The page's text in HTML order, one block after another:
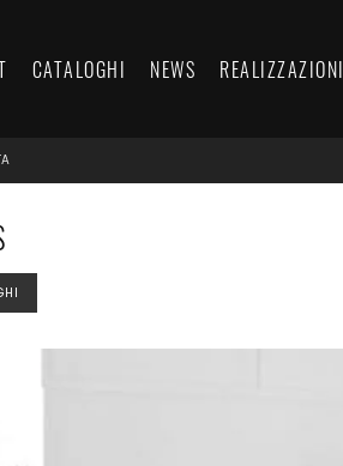
CATALOGHI NEWS REALIZZAZIONI